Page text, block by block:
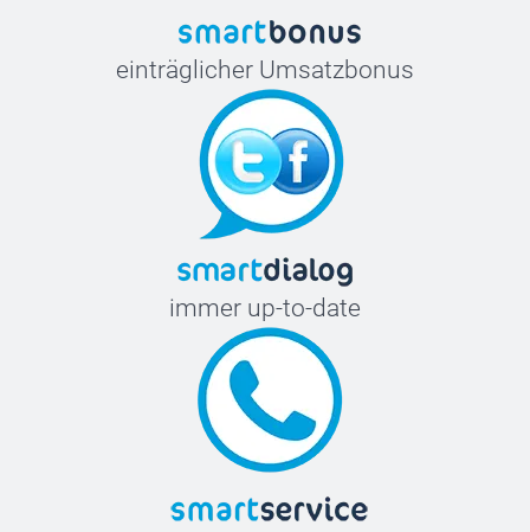
einträglicher Umsatzbonus
immer up-to-date